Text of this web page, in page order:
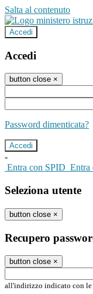
Salta al contenuto
Accedi
Accedi
button close ×
Password dimenticata?
-
Entra con SPID Entra
Seleziona utente
button close ×
Recupero
button close ×
all'indirizzo indicato con le